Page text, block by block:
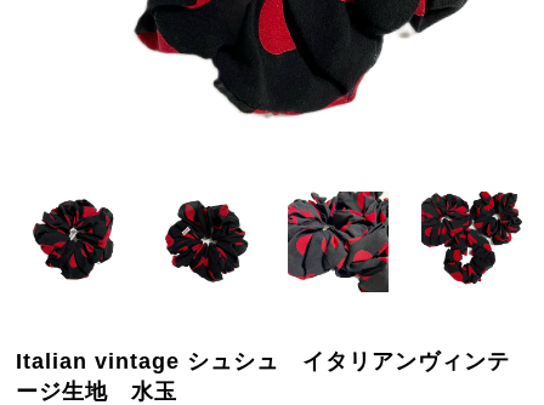
Italian vintage シュシュ イタリアンヴィンテ
ージ生地 水玉